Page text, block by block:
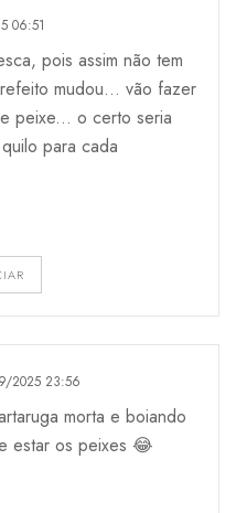
06:51
pois assim não tem
mudou... vão fazer
peixe... o certo seria
para cada
2025 23:56
morta e boiando
estar os peixes 😂